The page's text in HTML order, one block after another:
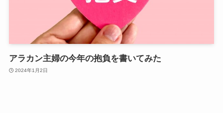
アラカン主婦の今年の抱負を書いてみた
2024年1月2日